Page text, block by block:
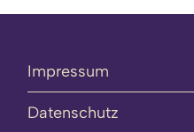
Impressum
Datenschutz